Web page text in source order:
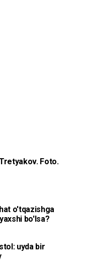
Foto.
o'tqazishga
bo'lsa?
uyda bir